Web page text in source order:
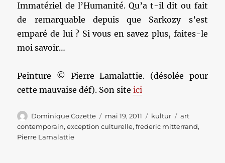
Immatériel de l’Humanité. Qu’a t-il dit ou fait
de remarquable depuis que Sarkozy s’est
emparé de lui ? Si vous en savez plus, faites-le
moi savoir…
Peinture © Pierre Lamalattie. (désolée pour
cette mauvaise déf). Son siteici
Auteur
Dominique Cozette
Publié
le
mai 19, 2011 Catégories
kultur Étiquettes
art
contemporain,exception culturelle,frederic mitterrand,
Pierre Lamalattie